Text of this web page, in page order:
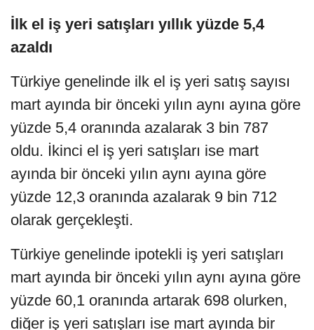
İlk el iş yeri satışları yıllık yüzde 5,4
azaldı
Türkiye genelinde ilk el iş yeri satış sayısı
mart ayında bir önceki yılın aynı ayına göre
yüzde 5,4 oranında azalarak 3 bin 787
oldu. İkinci el iş yeri satışları ise mart
ayında bir önceki yılın aynı ayına göre
yüzde 12,3 oranında azalarak 9 bin 712
olarak gerçekleşti.
Türkiye genelinde ipotekli iş yeri satışları
mart ayında bir önceki yılın aynı ayına göre
yüzde 60,1 oranında artarak 698 olurken,
diğer iş yeri satışları ise mart ayında bir